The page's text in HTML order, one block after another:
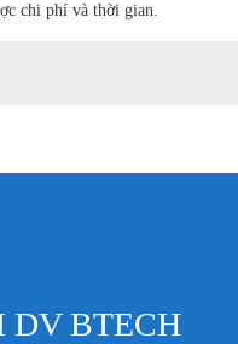
chi phí và thời gian.
DV BTECH